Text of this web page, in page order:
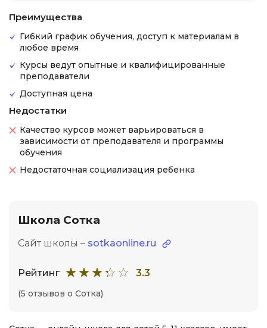
Преимущества
Гибкий график обучения, доступ к материалам в
любое время
Курсы ведут опытные и квалифицированные
преподаватели
Доступная цена
Недостатки
Качество курсов может варьироваться в
зависимости от преподавателя и программы
обучения
Недостаточная социализация ребенка
Школа Сотка
Сайт школы – sotkaonline.ru
Рейтинг 3.3
(5 отзывов о Сотка)